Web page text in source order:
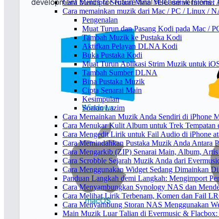
Cara Mencipta Senarai Main M3U untuk
Cara memainkan muzik dari Mac / PC / Linux /
Pengenalan
Muat Turun dan Pasang Kodi pada Mac /
Tambah Muzik ke Pustaka Kodi
Aktifkan Pelayan DLNA Kodi
Buka Pustaka Kodi
Muat Turun Aplikasi Strim Muzik untuk
Tambah Sumber DLNA
Bina Pustaka Muzik
Cipta Senarai Main
Kesimpulan
Soalan Lazim
Cara Memainkan Muzik Anda Sendiri di iPhone
Cara Menukar Kulit Album untuk Trek
Cara Mengedit Lirik untuk Fail Audio di iPhone
Cara Memindahkan Pustaka Muzik Anda Antara
Cara Mengarkib (ZIP) Senarai Main, Album,
Cara Scrobble Sejarah Muzik Anda dari
Cara Menggunakan Widget Sedang Dimainkan
Panduan Langkah demi Langkah: Mengimport
Cara Menyambungkan Synology NAS dan
Cara Melihat Lirik Terbenam, Komen dan Fail
Cara Menyambung Storan NAS Menggunakan
Main Muzik Luar Talian di Evermusic &